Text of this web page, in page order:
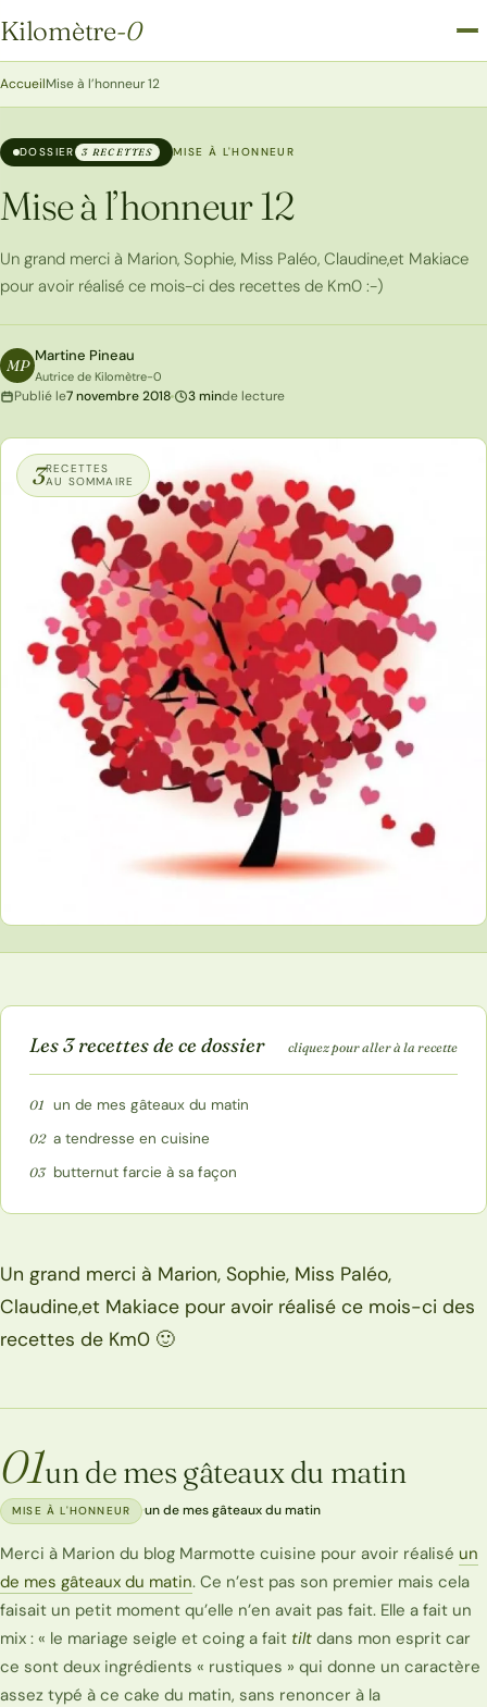
Kilomètre-0
Kilomètre-0
AccueilMise à l’honneur 12
DOSSIER 3 RECETTES MISE À L'HONNEUR
Mise à l’honneur 12
Un grand merci à Marion, Sophie, Miss Paléo, Claudine,et Makiace
pour avoir réalisé ce mois-ci des recettes de Km0 :-)
MP
Martine Pineau
Autrice de Kilomètre-0
Publié le7 novembre 2018 3 minde lecture
3RECETTES
AU SOMMAIRE
Les 3 recettes de ce dossier cliquez pour aller à la recette
01 un de mes gâteaux du matin
02 a tendresse en cuisine
03 butternut farcie à sa façon
Un grand merci à Marion, Sophie, Miss Paléo,
Claudine,et Makiace pour avoir réalisé ce mois-ci des
recettes de Km0 🙂
01un de mes gâteaux du matin
MISE À L'HONNEUR ·un de mes gâteaux du matin
Merci à Marion du blog Marmotte cuisine pour avoir réalisé un
de mes gâteaux du matin. Ce n’est pas son premier mais cela
faisait un petit moment qu’elle n’en avait pas fait. Elle a fait un
mix : « le mariage seigle et coing a fait tilt dans mon esprit car
ce sont deux ingrédients « rustiques » qui donne un caractère
assez typé à ce cake du matin, sans renoncer à la